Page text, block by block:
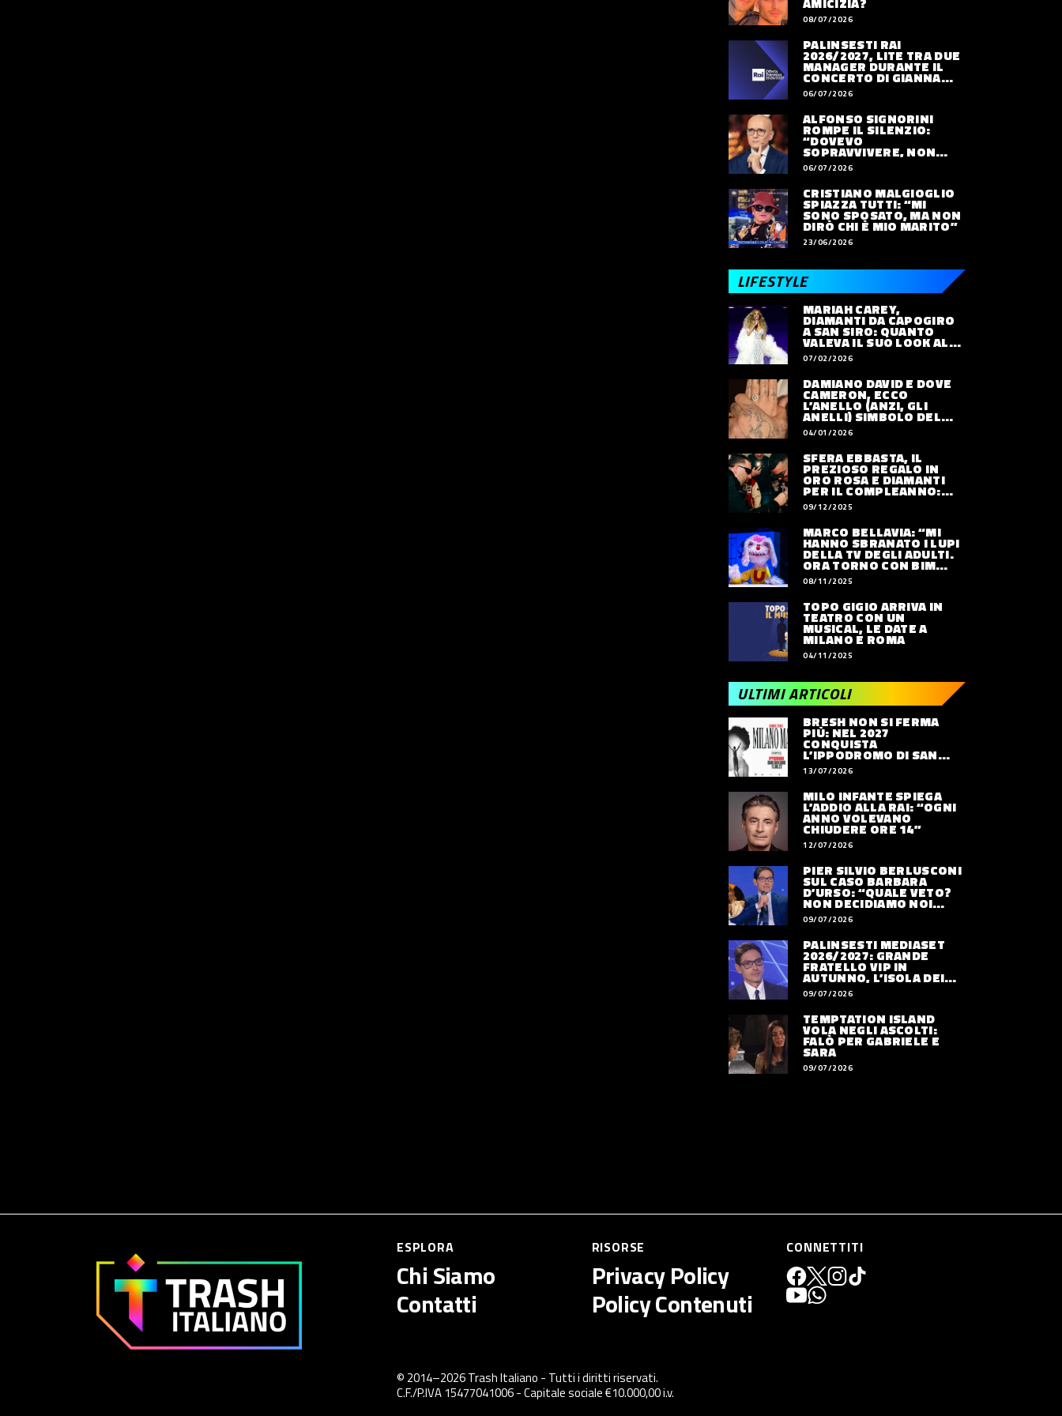
08/07/2026
PALINSESTI RAI
2026/2027, LITE TRA DUE
MANAGER DURANTE IL
CONCERTO DI GIANNA
NANNINI
06/07/2026
ALFONSO SIGNORINI
ROMPE IL SILENZIO:
“DOVEVO
SOPRAVVIVERE, NON
VIVERE”
06/07/2026
CRISTIANO MALGIOGLIO
SPIAZZA TUTTI: “MI
SONO SPOSATO, MA NON
DIRÒ CHI È MIO MARITO”
23/06/2026
LIFESTYLE
MARIAH CAREY,
DIAMANTI DA CAPOGIRO
A SAN SIRO: QUANTO
VALEVA IL SUO LOOK ALLE
OLIMPIADI
07/02/2026
DAMIANO DAVID E DOVE
CAMERON, ECCO
L’ANELLO (ANZI, GLI
ANELLI) SIMBOLO DEL
LORO AMORE
04/01/2026
SFERA EBBASTA, IL
PREZIOSO REGALO IN
ORO ROSA E DIAMANTI
PER IL COMPLEANNO:
QUANTO VALE
09/12/2025
MARCO BELLAVIA: “MI
HANNO SBRANATO I LUPI
DELLA TV DEGLI ADULTI.
ORA TORNO CON BIM
BUM BAM PARTY”
08/11/2025
TOPO GIGIO ARRIVA IN
TEATRO CON UN
MUSICAL, LE DATE A
MILANO E ROMA
04/11/2025
ULTIMI ARTICOLI
BRESH NON SI FERMA
PIÙ: NEL 2027
CONQUISTA
L’IPPODROMO DI SAN
SIRO CON “MILANO
MAREA”
13/07/2026
MILO INFANTE SPIEGA
L’ADDIO ALLA RAI: “OGNI
ANNO VOLEVANO
CHIUDERE ORE 14”
12/07/2026
PIER SILVIO BERLUSCONI
SUL CASO BARBARA
D’URSO: “QUALE VETO?
NON DECIDIAMO NOI
DOVE LAVORERÀ”
09/07/2026
PALINSESTI MEDIASET
2026/2027: GRANDE
FRATELLO VIP IN
AUTUNNO, L’ISOLA DEI
FAMOSI SLITTA AL 2027
09/07/2026
TEMPTATION ISLAND
VOLA NEGLI ASCOLTI:
FALÒ PER GABRIELE E
SARA
09/07/2026
ESPLORA
Chi Siamo
Contatti
RISORSE
Privacy Policy
Policy Contenuti
CONNETTITI
© 2014–2026Trash Italiano - Tutti i diritti riservati.
C.F./P.IVA 15477041006 - Capitale sociale €10.000,00 i.v.